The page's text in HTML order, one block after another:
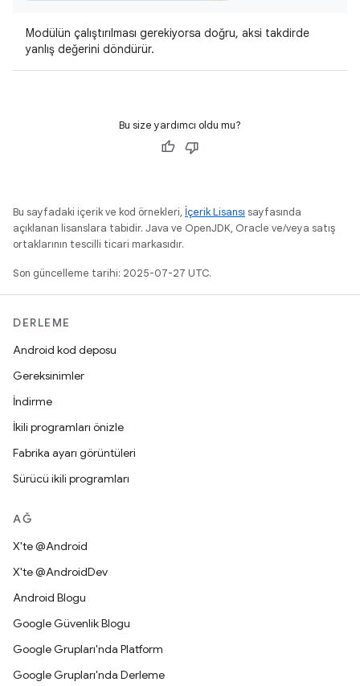
Modülün çalıştırılması gerekiyorsa doğru, aksi takdirde
yanlış değerini döndürür.
Bu size yardımcı oldu mu?
Bu sayfadaki içerik ve kod örnekleri, İçerik Lisansı sayfasında
açıklanan lisanslara tabidir. Java ve OpenJDK, Oracle ve/veya satış
ortaklarının tescilli ticari markasıdır.
Son güncelleme tarihi: 2025-07-27 UTC.
DERLEME
Android kod deposu
Gereksinimler
İndirme
İkili programları önizle
Fabrika ayarı görüntüleri
Sürücü ikili programları
AĞ
X'te @Android
X'te @AndroidDev
Android Blogu
Google Güvenlik Blogu
Google Grupları'nda Platform
Google Grupları'nda Derleme